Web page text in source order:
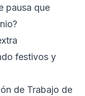
pausa que
festivos y
de Trabajo de